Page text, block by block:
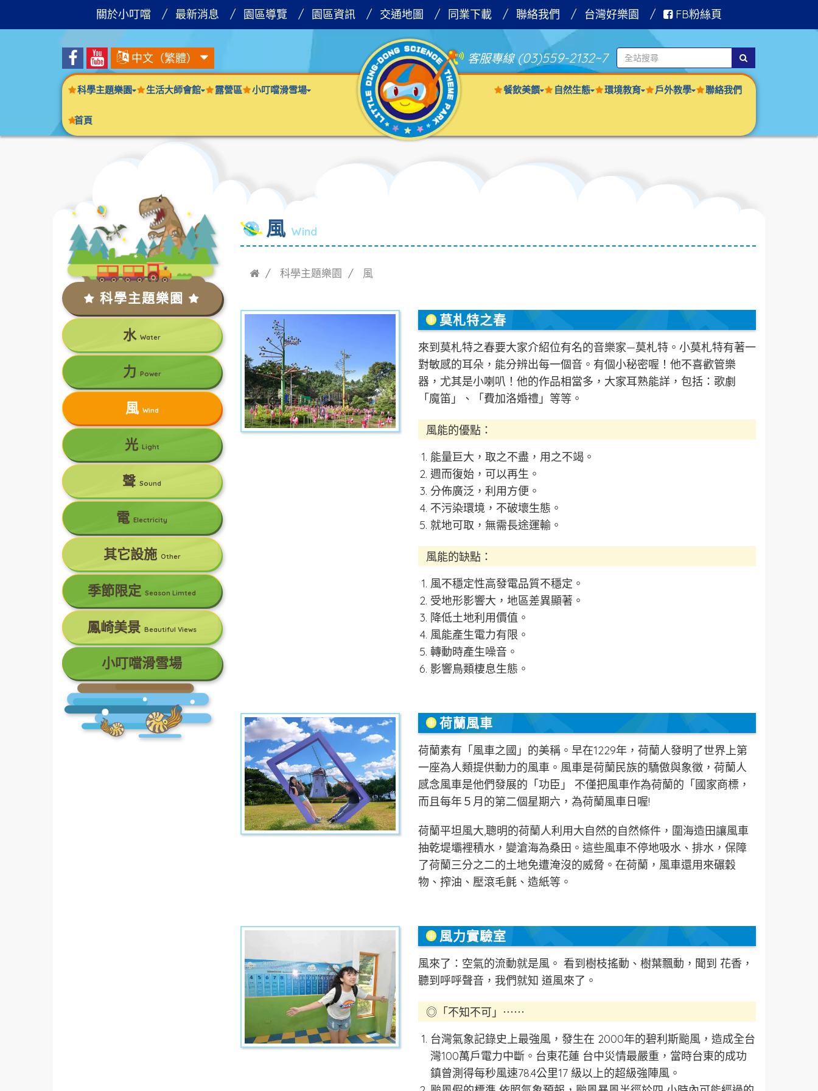
關於小叮噹 最新消息 園區導覽 園區資訊 交通地圖 同業下載 聯絡我們 台灣好樂園 FB粉絲頁
中文（繁體） 客服專線 (03)559-2132~7
科學主題樂園 生活大師會館 露營區 小叮噹滑雪場 餐飲美饌 自然生態 環境教育 戶外教學 聯絡我們
首頁
科學主題樂園
水Water
力 Power
風 Wind
光 Light
聲Sound
電Electricity
其它設施 Other
季節限定Season Limted
鳳崎美景Beautiful Views
小叮噹滑雪場
風 Wind
科學主題樂園 風
莫札特之春
來到莫札特之春要大家介紹位有名的音樂家—莫札特。小莫札特有著⼀
對敏感的耳朵，能分辨出每⼀個音。有個小秘密喔！他不喜歡管樂
器，尤其是⼩喇叭！他的作品相當多，大家耳熟能詳，包括：歌劇
「魔笛」、「費加洛婚禮」等等。
風能的優點：
能量巨大，取之不盡，用之不竭。
週而復始，可以再生。
分佈廣泛，利用方便。
不污染環境，不破壞生態。
就地可取，無需長途運輸。
風能的缺點：
風不穩定性高發電品質不穩定。
受地形影響大，地區差異顯著。
降低土地利用價值。
風能產生電力有限。
轉動時產生噪音。
影響鳥類棲息生態。
荷蘭風車
荷蘭素有「風車之國」的美稱。早在1229年，荷蘭人發明了世界上第
一座為人類提供動力的風車。風車是荷蘭民族的驕傲與象徵，荷蘭人
感念風車是他們發展的「功臣」 不僅把風車作為荷蘭的「國家商標，
而且每年５月的第二個星期六，為荷蘭風車日喔!
荷蘭平坦風大,聰明的荷蘭人利用大自然的自然條件，圍海造田讓風車
抽乾堤壩裡積水，變滄海為桑田。這些風車不停地吸水、排水，保障
了荷蘭三分之二的土地免遭淹沒的威脅。在荷蘭，風車還用來碾穀
物、搾油、壓滾毛氈、造紙等。
風力實驗室
風來了：空氣的流動就是風。 看到樹枝搖動、樹葉飄動，聞到 花香，
聽到呼呼聲音，我們就知 道風來了。
◎「不知不可」⋯⋯
台灣氣象記錄史上最強風，發生在 2000年的碧利斯颱風，造成全台
灣100萬戶電力中斷。台東花蓮 台中災情最嚴重，當時台東的成功
鎮曾測得每秒風速78.4公里17 級以上的超級強陣風。